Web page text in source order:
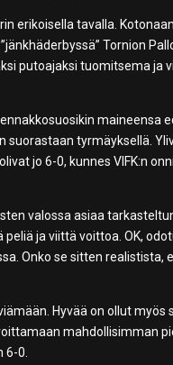
erikoisella tavalla.
Tornion
putoajaksi tuomitsema ja
maineensa
suorastaan tyrmäyksellä.
jo 6-0, kunnes VIFK:n
valossa asiaa
ja viittä voittoa. OK,
Onko se sitten realistista,
Hyvää on ollut
mahdollisimman
6-0.